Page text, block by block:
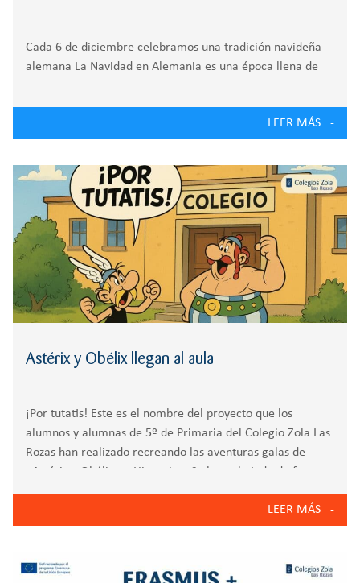
Cada 6 de diciembre celebramos una tradición navideña
alemana La Navidad en Alemania es una época llena de
arraigadas que se viven con especial ilusión. Desde los
LEER MÁS
Astérix y Obélix llegan al aula
¡Por tutatis! Este es el nombre del proyecto que los
alumnos y alumnas de 5º de Primaria del Colegio Zola Las
Rozas han realizado recreando las aventuras galas de
«Astérix y Obélix en Hispania». Se ha trabajado de forma
interdisciplinar
LEER MÁS